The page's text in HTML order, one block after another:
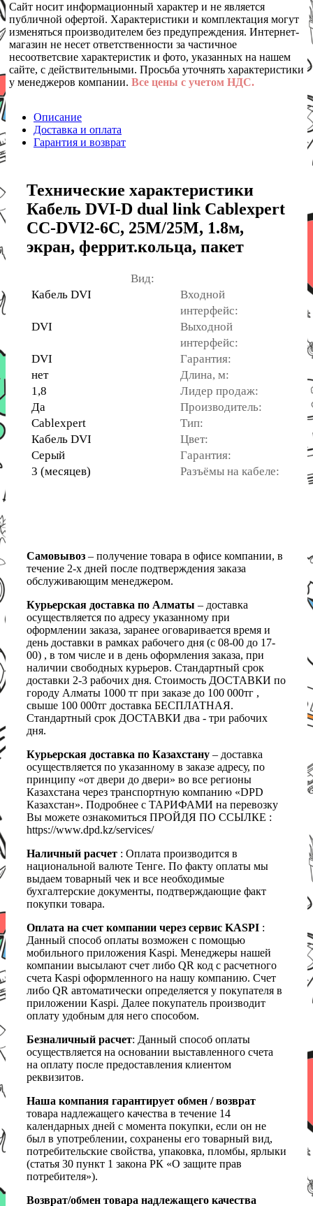
Сайт носит информационный характер и не является
публичной офертой. Характеристики и комплектация могут
изменяться производителем без предупреждения. Интернет-
магазин не несет ответственности за частичное
несоответсвие характеристик и фото, указанных на нашем
сайте, с действительными. Просьба уточнять характеристики
у менеджеров компании. Все цены с учетом НДС.
Описание
Доставка и оплата
Гарантия и возврат
Технические характеристики
Кабель DVI-D dual link Cablexpert
CC-DVI2-6C, 25M/25M, 1.8м,
экран, феррит.кольца, пакет
Вид:
Кабель DVI
Входной
интерфейс:
DVI
Выходной
интерфейс:
DVI
Гарантия:
нет
Длина, м:
1,8
Лидер продаж:
Да
Производитель:
Cablexpert
Тип:
Кабель DVI
Цвет:
Серый
Гарантия:
3 (месяцев)
Разъёмы на кабеле:
Самовывоз – получение товара в офисе компании, в
течение 2-х дней после подтверждения заказа
обслуживающим менеджером.
Курьерская доставка по Алматы – доставка
осуществляется по адресу указанному при
оформлении заказа, заранее оговаривается время и
день доставки в рамках рабочего дня (с 08-00 до 17-
00) , в том числе и в день оформления заказа, при
наличии свободных курьеров. Стандартный срок
доставки 2-3 рабочих дня. Стоимость ДОСТАВКИ по
городу Алматы 1000 тг при заказе до 100 000тг ,
свыше 100 000тг доставка БЕСПЛАТНАЯ.
Стандартный срок ДОСТАВКИ два - три рабочих
дня.
Курьерская доставка по Казахстану – доставка
осуществляется по указанному в заказе адресу, по
принципу «от двери до двери» во все регионы
Казахстана через транспортную компанию «DPD
Казахстан». Подробнее с ТАРИФАМИ на перевозку
Вы можете ознакомиться ПРОЙДЯ ПО ССЫЛКЕ :
https://www.dpd.kz/services/
Наличный расчет : Оплата производится в
национальной валюте Тенге. По факту оплаты мы
выдаем товарный чек и все необходимые
бухгалтерские документы, подтверждающие факт
покупки товара.
Оплата на счет компании через сервис KASPI :
Данный способ оплаты возможен с помощью
мобильного приложения Kaspi. Менеджеры нашей
компании высылают счет либо QR код с расчетного
счета Kaspi оформленного на нашу компанию. Счет
либо QR автоматически определяется у покупателя в
приложении Kaspi. Далее покупатель производит
оплату удобным для него способом.
Безналичный расчет: Данный способ оплаты
осуществляется на основании выставленного счета
на оплату после предоставления клиентом
реквизитов.
Наша компания гарантирует обмен / возврат
товара надлежащего качества в течение 14
календарных дней с момента покупки, если он не
был в употреблении, сохранены его товарный вид,
потребительские свойства, упаковка, пломбы, ярлыки
(статья 30 пункт 1 закона РК «О защите прав
потребителя»).
Возврат/обмен товара надлежащего качества